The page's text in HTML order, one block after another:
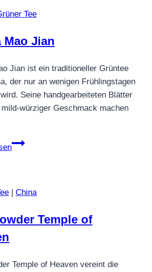
Tee
Mao Jian
Jian ist ein traditioneller Grüntee
der nur an wenigen Frühlings­tagen
Seine handgearbeiteten Blätter
Geschmack machen
China
| China
Temple of
Temple of Heaven vereint die